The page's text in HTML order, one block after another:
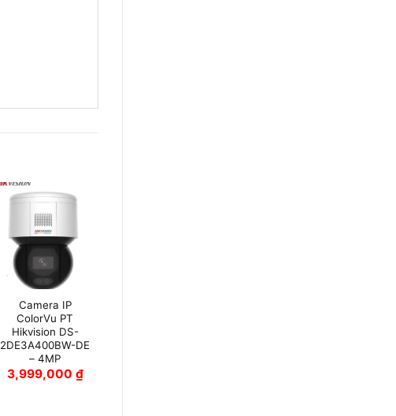
Camera IP
ColorVu PT
Hikvision DS-
2DE3A400BW-DE
– 4MP
3,999,000 ₫